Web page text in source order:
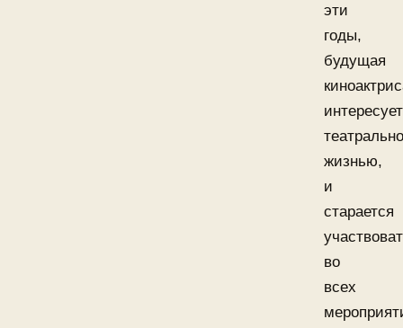
эти
годы,
будущая
жизнью,
и
старается
во
всех